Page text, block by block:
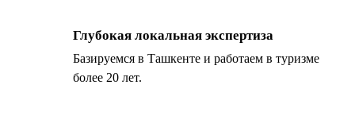
Глубокая локальная экспертиза
Базируемся в Ташкенте и работаем в туризме
более 20 лет.